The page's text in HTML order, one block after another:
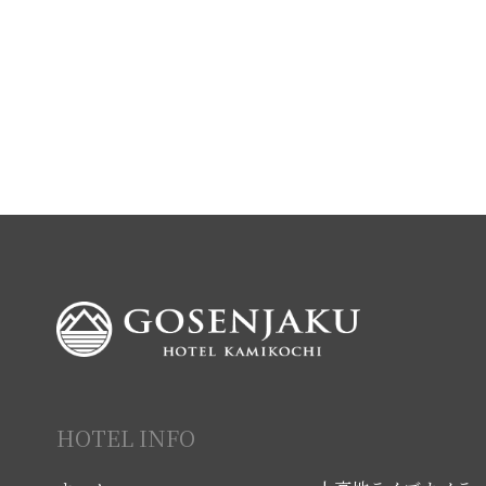
HOTEL INFO